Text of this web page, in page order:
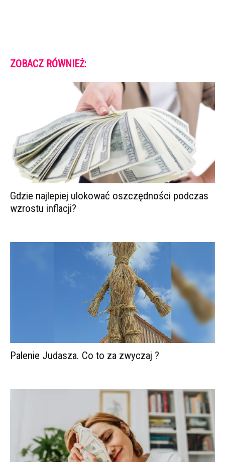
ZOBACZ RÓWNIEŻ:
Gdzie najlepiej ulokować oszczędności podczas
wzrostu inflacji?
Palenie Judasza. Co to za zwyczaj ?